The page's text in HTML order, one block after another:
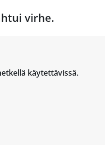
virhe.
käytettävissä.